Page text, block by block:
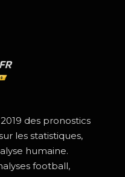
des pronostics
les statistiques,
humaine.
football,